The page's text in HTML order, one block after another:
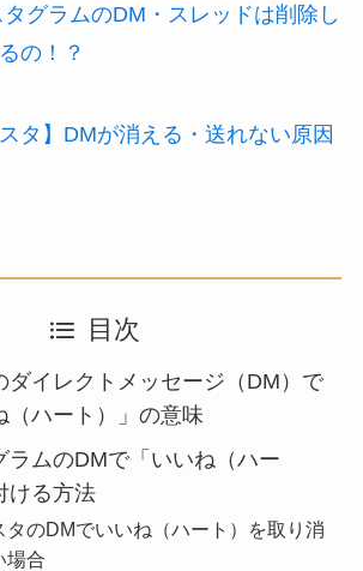
タグラムのDM・スレッドは削除し
の！？
タ】DMが消える・送れない原因
目次
ダイレクトメッセージ（DM）で
（ハート）」の意味
ラムのDMで「いいね（ハー
ける方法
タのDMでいいね（ハート）を取り消
場合